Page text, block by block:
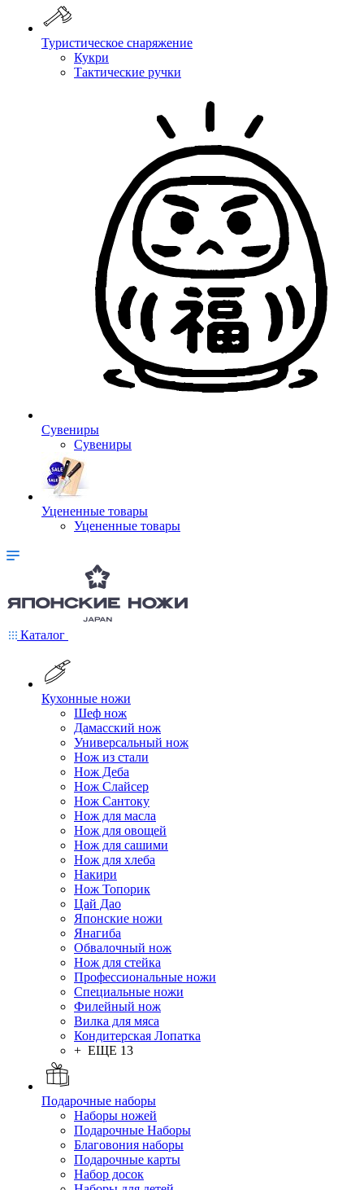
Туристическое снаряжение
Кукри
Тактические ручки
Сувениры
Сувениры
Уцененные товары
Уцененные товары
Каталог
Кухонные ножи
Шеф нож
Дамасский нож
Универсальный нож
Нож из стали
Нож Деба
Нож Слайсер
Нож Сантоку
Нож для масла
Нож для овощей
Нож для сашими
Нож для хлеба
Накири
Нож Топорик
Цай Дао
Японские ножи
Янагиба
Обвалочный нож
Нож для стейка
Профессиональные ножи
Специальные ножи
Филейный нож
Вилка для мяса
Кондитерская Лопатка
+ ЕЩЕ 13
Подарочные наборы
Наборы ножей
Подарочные Наборы
Благовония наборы
Подарочные карты
Набор досок